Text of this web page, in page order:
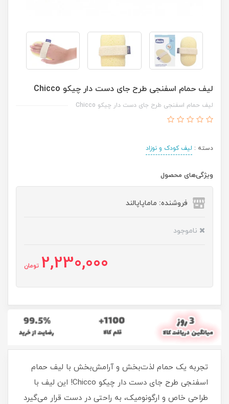
لیف حمام اسفنجی طرح جای دست دار چیکو Chicco
لیف حمام اسفنجی طرح جای دست دار چیکو Chicco
دسته : لیف کودک و نوزاد
ویژگی‌های محصول
فروشنده: ماماپاپالند
ناموجود
2,230,000 تومان
تجربه یک حمام لذت‌بخش و آرامش‌بخش با لیف حمام
اسفنجی طرح جای دست دار چیکو Chicco! این لیف با
طراحی خاص و ارگونومیک، به راحتی در دست قرار می‌گیرد